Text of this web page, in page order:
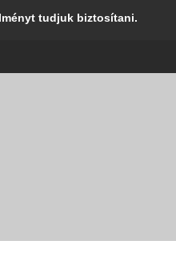
tudjuk biztosítani.